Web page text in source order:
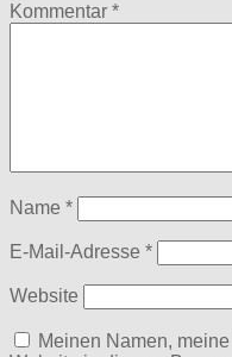
Kommentar *
Name *
E-Mail-Adresse *
Website
Meinen Namen,